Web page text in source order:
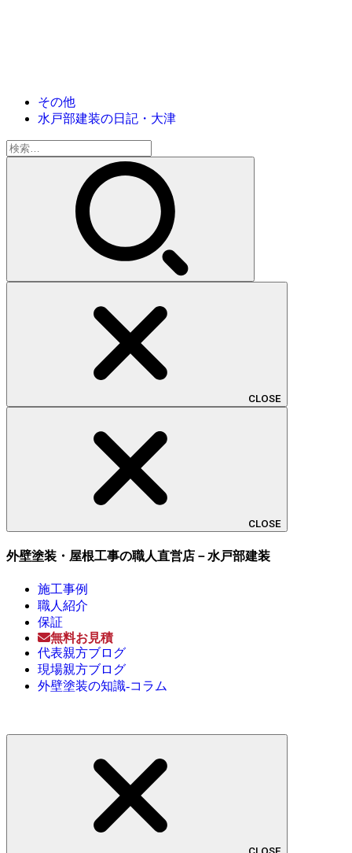
その他
水戸部建装の日記・大津
検
索:
CLOSE
CLOSE
外壁塗装・屋根工事の職人直営店－水戸部建装
施工事例
職人紹介
保証
無料お見積
代表親方ブログ
現場親方ブログ
外壁塗装の知識-コラム